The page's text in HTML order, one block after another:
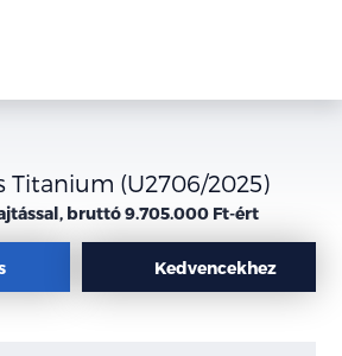
Titanium (U2706/2025)
bruttó 9.705.000 Ft-ért
Kedvencekhez